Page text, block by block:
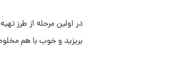
در اولین مرحله از طرز
بریزید و خوب با هم